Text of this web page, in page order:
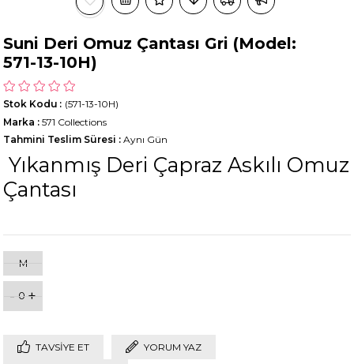
Suni Deri Omuz Çantası Gri (Model:
571-13-10H)
(571-13-10H)
Stok Kodu
Marka : 571 Collections
Tahmini Teslim Süresi : Aynı Gün
Yıkanmış Deri Çapraz Askılı Omuz
Çantası
M
- 0 +
TAVSIYE ET YORUM YAZ